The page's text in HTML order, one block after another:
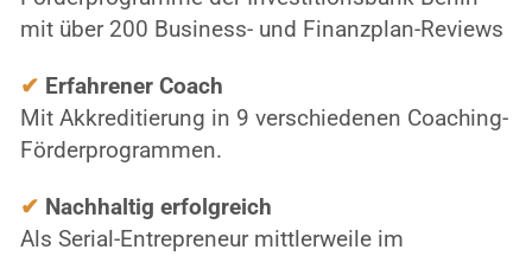
mit über 200 Business- und Finanzplan-Reviews
✔ Erfahrener Coach
Mit Akkreditierung in 9 verschiedenen Coaching-
Förderprogrammen.
✔ Nachhaltig erfolgreich
Als Serial-Entrepreneur mittlerweile im